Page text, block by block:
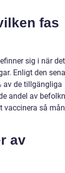
fas
sig i när
Enligt den
av de tillgängliga
andel av
vaccinera så
av